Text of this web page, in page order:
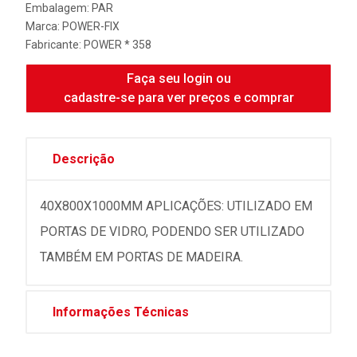
Embalagem: PAR
Marca: POWER-FIX
Fabricante: POWER * 358
Faça seu login ou
cadastre-se para ver preços e comprar
Descrição
40X800X1000MM APLICAÇÕES: UTILIZADO EM
PORTAS DE VIDRO, PODENDO SER UTILIZADO
TAMBÉM EM PORTAS DE MADEIRA.
Informações Técnicas